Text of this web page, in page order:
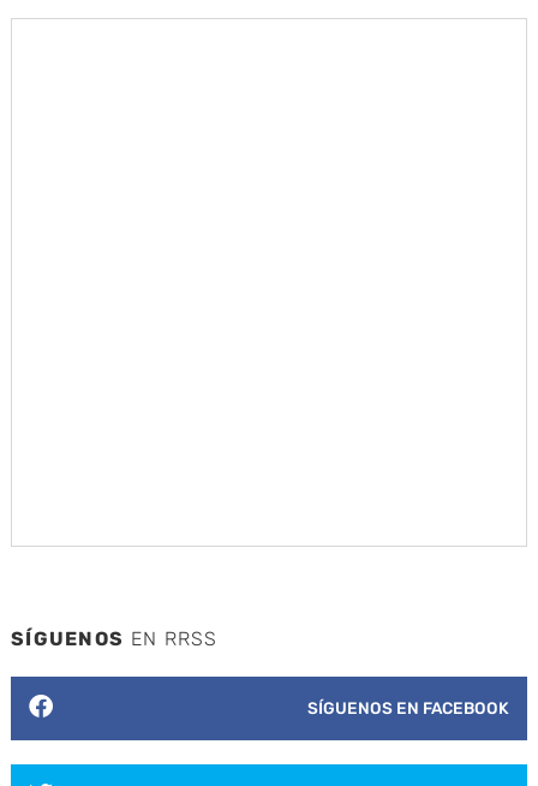
SÍGUENOS EN RRSS
SÍGUENOS EN FACEBOOK